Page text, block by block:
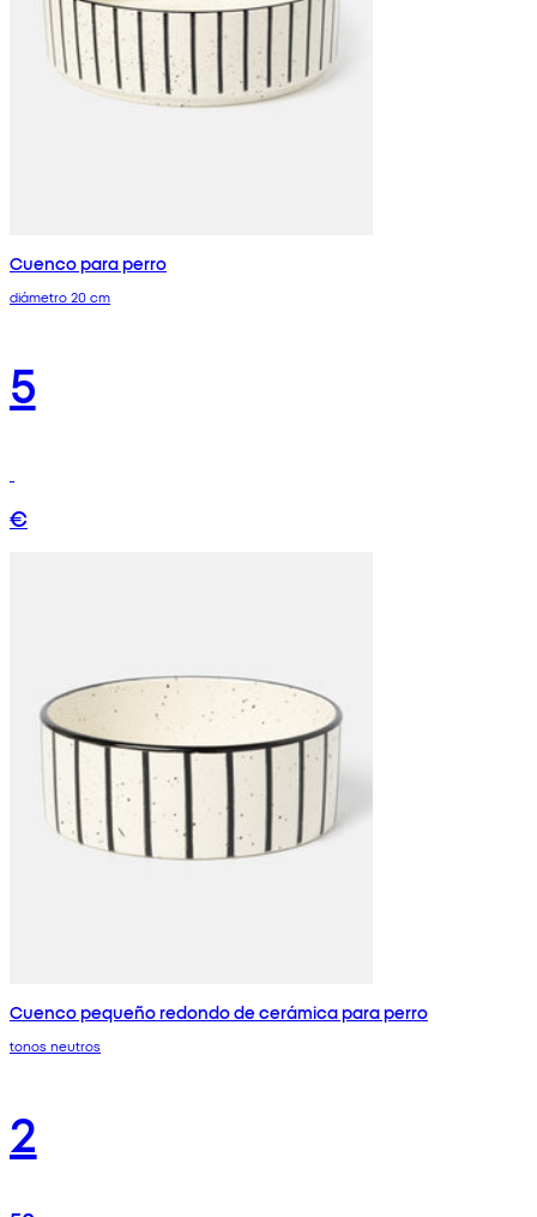
Cuenco para perro
diámetro 20 cm
5
€
Cuenco pequeño redondo de cerámica para perro
tonos neutros
2